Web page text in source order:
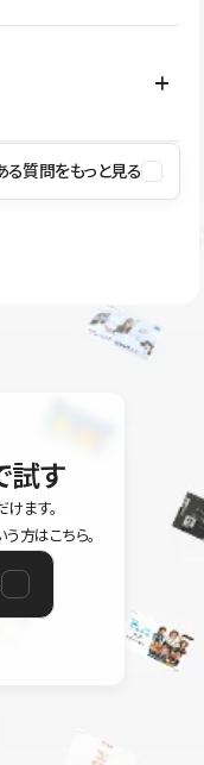
を進めやすくなりま
用できるよう、通信
性対策など、複数の観
、悪質なスクリプトの
でご確認いただけま
ィもご利用ください。
る質問をもっと見る
試す
ます。
方はこちら。